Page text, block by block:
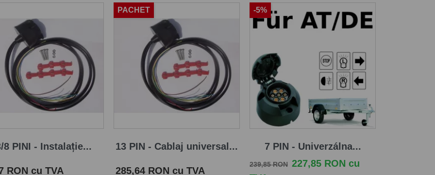
8 PINI - Instalație...
RON cu TVA
13 PIN - Cablaj universal...
Pret
285,64 RON cu TVA
PACHET
7 PIN - Univerzálna...
Pret de baza
239,85 RON Pret
227,85 RON cu
-5%